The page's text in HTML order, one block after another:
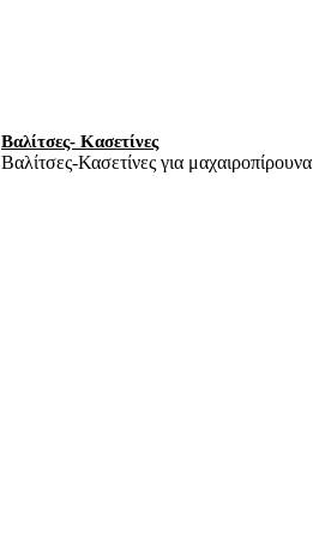
Βαλίτσες- Κασετίνες
Βαλίτσες-Κασετίνες για μαχαιροπίρουνα